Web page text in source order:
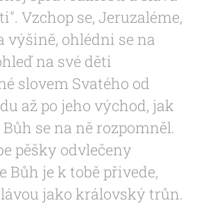
Vzchop se, Jeruzaléme,
výšině, ohlédni se na
na své děti
slovem Svatého od
až po jeho východ, jak
se na ně rozpomněl.
pěšky odvlečeny
Bůh je k tobě přivede,
jako královský trůn.